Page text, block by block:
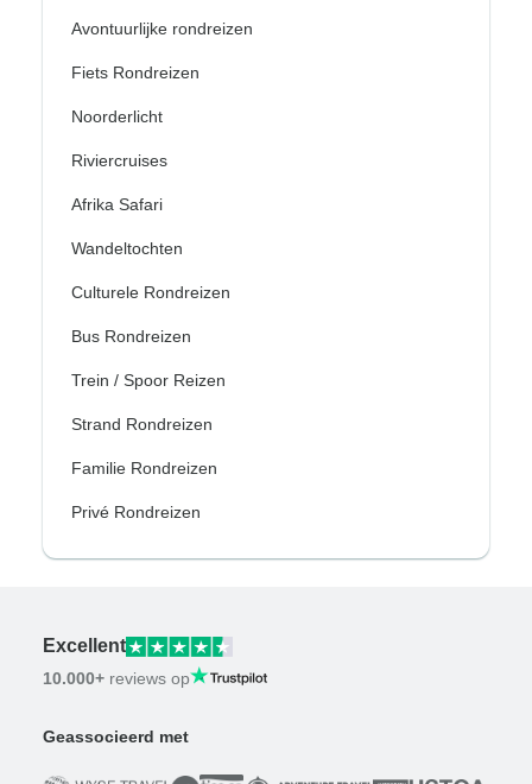
Avontuurlijke rondreizen
Fiets Rondreizen
Noorderlicht
Riviercruises
Afrika Safari
Wandeltochten
Culturele Rondreizen
Bus Rondreizen
Trein / Spoor Reizen
Strand Rondreizen
Familie Rondreizen
Privé Rondreizen
Excellent
10.000+ reviews op
Geassocieerd met